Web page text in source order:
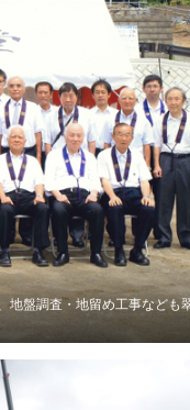
盤調査・地留め工事なども